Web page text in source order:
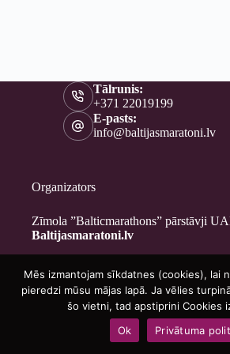
Tālrunis:
+371 22019199
E-pasts:
info@baltijasmaratoni.lv
Organizators
Zīmola ”Balticmarathons” pārstāvji
Baltijasmaratoni.lv
Kontakti
Par mums
Brīvprātīgajiem
Privātuma politika
Copyright © 2026 -
Mēs izmantojam sīkdatnes (cookies), lai
pieredzi mūsu mājas lapā. Ja vēlies
šo vietni, tad apstiprini Cookies
Ok
Privātuma